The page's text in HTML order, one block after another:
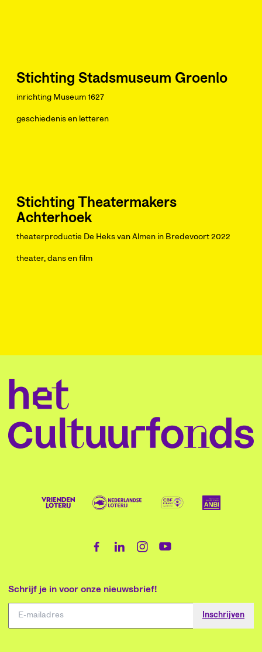
Stichting Stadsmuseum Groenlo
inrichting Museum 1627
geschiedenis en letteren
Stichting Theatermakers
Achterhoek
theaterproductie De Heks van Almen in Bredevoort 2022
theater, dans en film
Schrijf je in voor onze nieuwsbrief!